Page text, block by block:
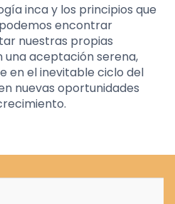
inca y los principios que
encontrar
nuestras propias
una aceptación serena,
en el inevitable ciclo del
nuevas oportunidades